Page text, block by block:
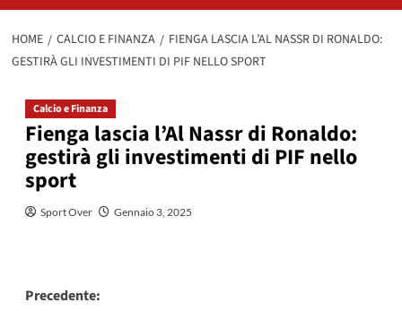
HOME CALCIO E FINANZA
FIENGA LASCIA L’AL NASSR DI RONALDO:
GESTIRÀ GLI INVESTIMENTI DI PIF NELLO SPORT
Calcio e Finanza
Fienga lascia l’Al Nassr di Ronaldo:
gestirà gli investimenti di PIF nello
sport
Sport Over Gennaio 3, 2025
Navigazione
Precedente: